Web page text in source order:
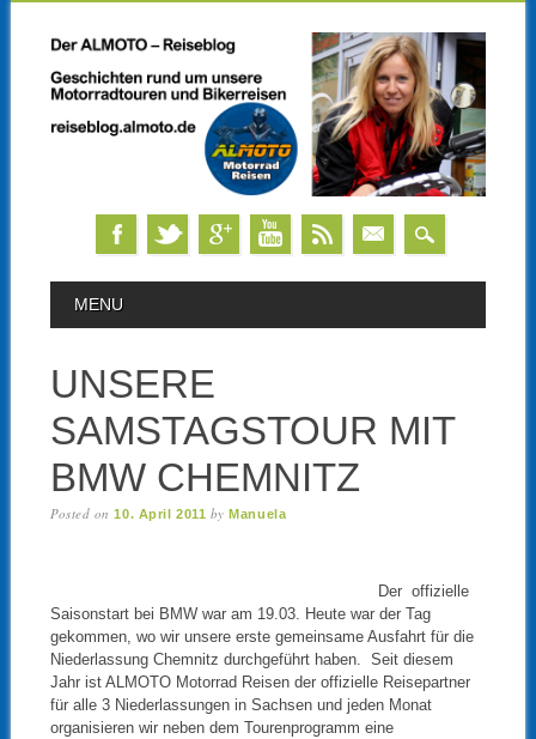
MAIN MENU
MENU
UNSERE
SAMSTAGSTOUR MIT
BMW CHEMNITZ
Posted on10. April 2011 byManuela
Der offizielle
Saisonstart bei BMW war am 19.03. Heute war der Tag
gekommen, wo wir unsere erste gemeinsame Ausfahrt für die
Niederlassung Chemnitz durchgeführt haben. Seit diesem
Jahr ist ALMOTO Motorrad Reisen der offizielle Reisepartner
für alle 3 Niederlassungen in Sachsen und jeden Monat
organisieren wir neben dem Tourenprogramm eine